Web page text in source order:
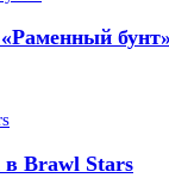
бунт»
в Brawl Stars